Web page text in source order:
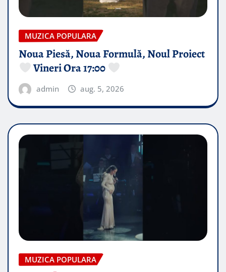
MUZICA POPULARA
Noua Piesă, Noua Formulă, Noul Proiect
Vineri Ora 17:00
admin aug. 5, 2026
MUZICA POPULARA